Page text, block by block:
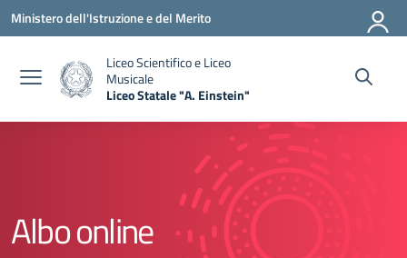
Vai ai contenuti
Vai al menu di navigazione
Vai al footer
Ministero dell'Istruzione e del Merito
Liceo Scientifico e Liceo
Musicale
Liceo Statale "A. Einstein"
Albo online